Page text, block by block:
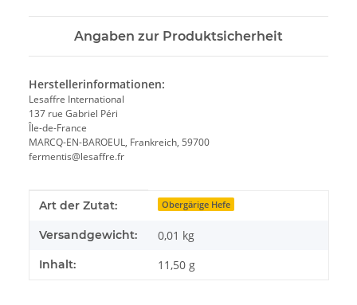
Angaben zur Produktsicherheit
Herstellerinformationen:
Lesaffre International
137 rue Gabriel Péri
Île-de-France
MARCQ-EN-BAROEUL, Frankreich, 59700
fermentis@lesaffre.fr
Produkteigenschaft
Wert
Art der Zutat: Obergärige Hefe
Versandgewicht: 0,01 kg
Inhalt: 11,50 g